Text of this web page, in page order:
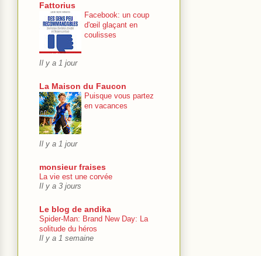
Fattorius
Facebook: un coup
d'œil glaçant en
coulisses
Il y a 1 jour
La Maison du Faucon
Puisque vous partez
en vacances
Il y a 1 jour
monsieur fraises
La vie est une corvée
Il y a 3 jours
Le blog de andika
Spider-Man: Brand New Day: La
solitude du héros
Il y a 1 semaine